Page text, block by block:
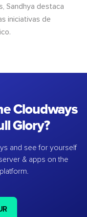
Sandhya destaca
iniciativas de
Cloudways
Glory?
and see for yourself
& apps on the